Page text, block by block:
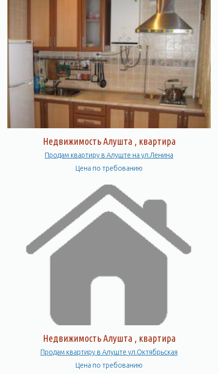
Недвижимость Алушта , квартира
Продам квартиру в Алуште на ул.Ленина
Цена по требованию
Недвижимость Алушта , квартира
Продам квартиру в Алуште ул.Октябрьская
Цена по требованию